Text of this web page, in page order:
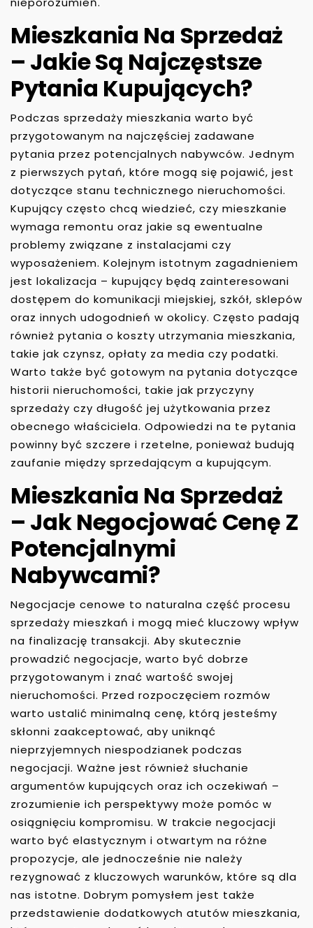
Mieszkania Na Sprzedaż
– Jakie Są Najczęstsze
Pytania Kupujących?
Podczas sprzedaży mieszkania warto być
przygotowanym na najczęściej zadawane
pytania przez potencjalnych nabywców. Jednym
z pierwszych pytań, które mogą się pojawić, jest
dotyczące stanu technicznego nieruchomości.
Kupujący często chcą wiedzieć, czy mieszkanie
wymaga remontu oraz jakie są ewentualne
problemy związane z instalacjami czy
wyposażeniem. Kolejnym istotnym zagadnieniem
jest lokalizacja – kupujący będą zainteresowani
dostępem do komunikacji miejskiej, szkół, sklepów
oraz innych udogodnień w okolicy. Często padają
również pytania o koszty utrzymania mieszkania,
takie jak czynsz, opłaty za media czy podatki.
Warto także być gotowym na pytania dotyczące
historii nieruchomości, takie jak przyczyny
sprzedaży czy długość jej użytkowania przez
obecnego właściciela. Odpowiedzi na te pytania
powinny być szczere i rzetelne, ponieważ budują
zaufanie między sprzedającym a kupującym.
Mieszkania Na Sprzedaż
– Jak Negocjować Cenę Z
Potencjalnymi
Nabywcami?
Negocjacje cenowe to naturalna część procesu
sprzedaży mieszkań i mogą mieć kluczowy wpływ
na finalizację transakcji. Aby skutecznie
prowadzić negocjacje, warto być dobrze
przygotowanym i znać wartość swojej
nieruchomości. Przed rozpoczęciem rozmów
warto ustalić minimalną cenę, którą jesteśmy
skłonni zaakceptować, aby uniknąć
nieprzyjemnych niespodzianek podczas
negocjacji. Ważne jest również słuchanie
argumentów kupujących oraz ich oczekiwań –
zrozumienie ich perspektywy może pomóc w
osiągnięciu kompromisu. W trakcie negocjacji
warto być elastycznym i otwartym na różne
propozycje, ale jednocześnie nie należy
rezygnować z kluczowych warunków, które są dla
nas istotne. Dobrym pomysłem jest także
przedstawienie dodatkowych atutów mieszkania,